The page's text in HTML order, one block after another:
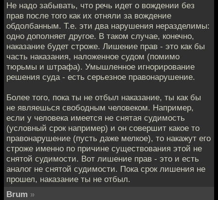
Не надо забывать, что речь идет о вождении без
прав после того как их отняли за вождение
обдолбанным. Т.е. эти два нарушения неразделимы:
одно дополняет другое. В таком случае, конечно,
наказание будет строже. Лишение прав - это как бы
часть наказания, наложенное судом (помимо
тюрьмы и штрафа). Умышленное игнорирование
решения суда - есть серьезное правонарушение.
Более того, пока ты не отбыл наказание, ты как бы
не являешься свободным человеком. Например,
если у человека имеется не снятая судимость
(условный срок например) и он совершит какое то
правонарушение (пусть даже мелкое), то накажут его
строже именно по причине существования этой не
снятой судимости. Вот лишение прав - это и есть
аналог не снятой судимости. Пока срок лишения не
прошел, наказание ты не отбыл.
Brum »